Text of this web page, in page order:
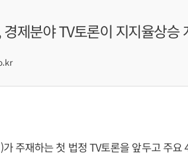
제분야 TV토론이 지지율상승
주재하는 첫 법정 TV토론을 앞두고 주요